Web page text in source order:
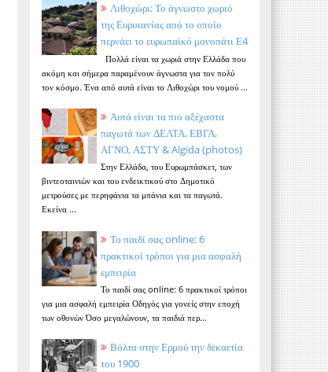
Λιθοχώρι: Το άγνωστο χωριό
της Ευρυτανίας από το οποίο
περνάει το ευρωπαϊκό μονοπάτι Ε4
Πολλά είναι τα χωριά στην Ελλάδα που
ακόμη και σήμερα παραμένουν άγνωστα για τον πολύ
τον κόσμο. Ένα από αυτά είναι το Λιθοχώρι του νομού ...
Αυτά είναι τα πιο αξέχαστα
παγωτά των ΔΕΛΤΑ, ΕΒΓΑ,
ΑΓΝΟ, ΑΣΤΥ & Algida (photos)
Στην Ελλάδα, του Ευρωμπάσκετ, των
βιντεοταινιών και του ενδεικτικού στο Δημοτικό
μετρούσες με περηφάνια τα μπάνια και τα παγωτά.
Εκείνα ...
Το παιδί σας online: 6
πρακτικοί τρόποι για μια ασφαλή
εμπειρία
Το παιδί σας online: 6 πρακτικοί τρόποι
για μια ασφαλή εμπειρία Οδηγός για γονείς στην εποχή
των οθονών Όσο μεγαλώνουν, τα παιδιά περ...
Βόλτα στην Ερμού την δεκαετία
του 1900